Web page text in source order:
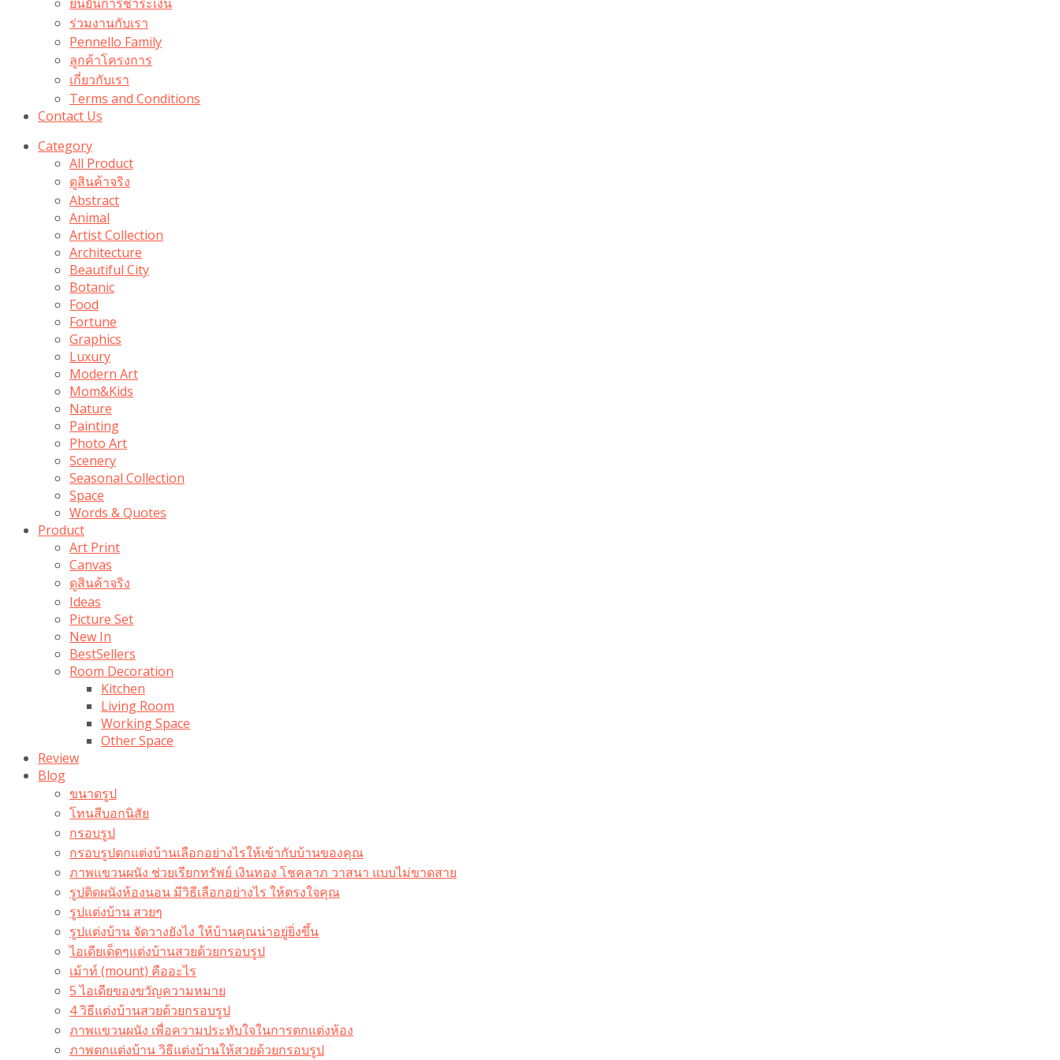
ร่วมงานกับเรา
Pennello Family
ลูกค้าโครงการ
เกี่ยวกับเรา
Terms and Conditions
Contact Us
Category
All Product
ดูสินค้าจริง
Abstract
Animal
Artist Collection
Architecture
Beautiful City
Botanic
Food
Fortune
Graphics
Luxury
Modern Art
Mom&Kids
Nature
Painting
Photo Art
Scenery
Seasonal Collection
Space
Words & Quotes
Product
Art Print
Canvas
ดูสินค้าจริง
Ideas
Picture Set
New In
BestSellers
Room Decoration
Kitchen
Living Room
Working Space
Other Space
Review
Blog
ขนาดรูป
โทนสีบอกนิสัย
กรอบรูป
กรอบรูปตกแต่งบ้านเลือกอย่างไรให้เข้ากับบ้านของคุณ
ภาพแขวนผนัง ช่วยเรียกทรัพย์ เงินทอง โชคลาภ วาสนา แบบไม่ขาดสาย
รูปติดผนังห้องนอน มีวิธีเลือกอย่างไร ให้ตรงใจคุณ
รูปแต่งบ้าน สวยๆ
รูปแต่งบ้าน จัดวางยังไง ให้บ้านคุณน่าอยู่ยิ่งขึ้น
ไอเดียเด็ดๆแต่งบ้านสวยด้วยกรอบรูป
เม้าท์ (mount) คืออะไร​
5 ไอเดียของขวัญความหมาย
4 วิธีแต่งบ้านสวยด้วยกรอบรูป
ภาพแขวนผนัง เพื่อความประทับใจในการตกแต่งห้อง
ภาพตกแต่งบ้าน วิธีแต่งบ้านให้สวยด้วยกรอบรูป